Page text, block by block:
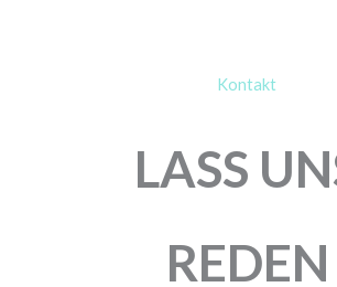
Kontakt
LASS
REDEN